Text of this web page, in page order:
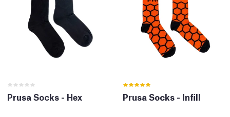
Prusa Socks - Hex Prusa Socks - Infill